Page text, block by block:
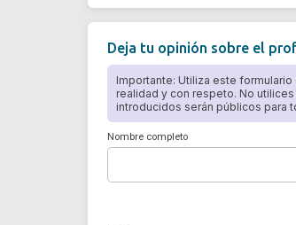
Deja tu opinión sobre el
Importante: Utiliza este
realidad y con respeto. No
introducidos serán públicos para
Nombre completo